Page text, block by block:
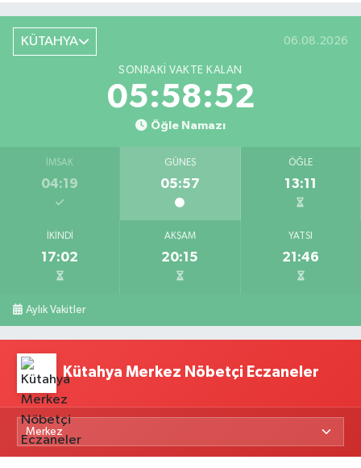
KÜTAHYA 06.08.2026
SONRAKI VAKTE KALAN
05:58:51
Öğle Namazı
İMSAK
04:19
GÜNEŞ
05:57
ÖĞLE
13:11
İKINDI
17:02
AKŞAM
20:15
YATSI
21:46
Aylık Vakitler
Kütahya Merkez Nöbetçi Eczaneler